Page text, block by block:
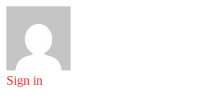
Sign in